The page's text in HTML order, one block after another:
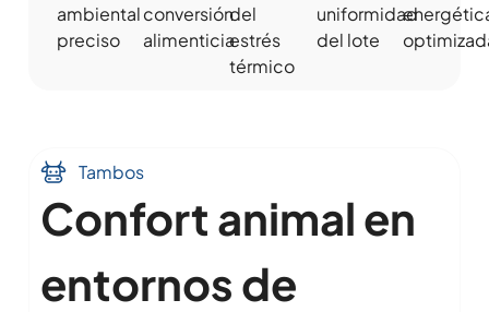
ambiental
preciso
conversión
alimenticia
del
estrés
térmico
uniformidad
del lote
Tambos
Confort animal en
entornos de